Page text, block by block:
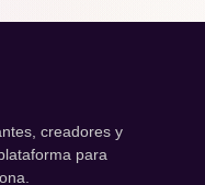
creadores y
para